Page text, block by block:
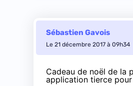
Sébastien Gavois
Le 21 décembre 2017 à 09h34
Cadeau de noël de la
application tierce